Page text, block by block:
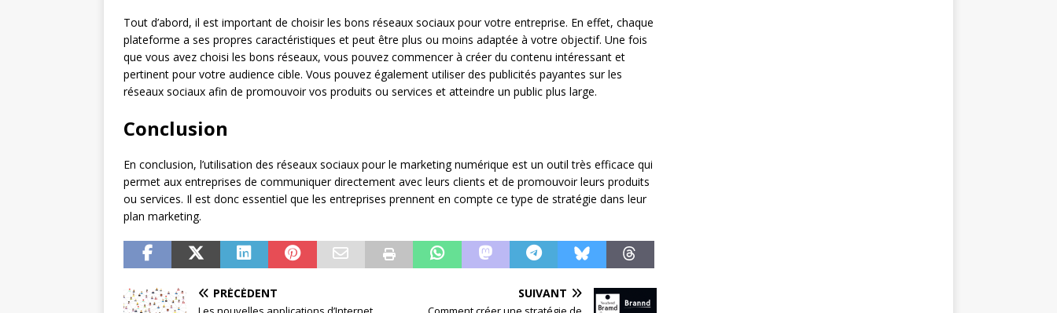
Tout d’abord, il est important de choisir les bons réseaux sociaux pour votre entreprise. En effet, chaque
plateforme a ses propres caractéristiques et peut être plus ou moins adaptée à votre objectif. Une fois
que vous avez choisi les bons réseaux, vous pouvez commencer à créer du contenu intéressant et
pertinent pour votre audience cible. Vous pouvez également utiliser des publicités payantes sur les
réseaux sociaux afin de promouvoir vos produits ou services et atteindre un public plus large.
Conclusion
En conclusion, l’utilisation des réseaux sociaux pour le marketing numérique est un outil très efficace qui
permet aux entreprises de communiquer directement avec leurs clients et de promouvoir leurs produits
ou services. Il est donc essentiel que les entreprises prennent en compte ce type de stratégie dans leur
plan marketing.
PRÉCÉDENT SUIVANT